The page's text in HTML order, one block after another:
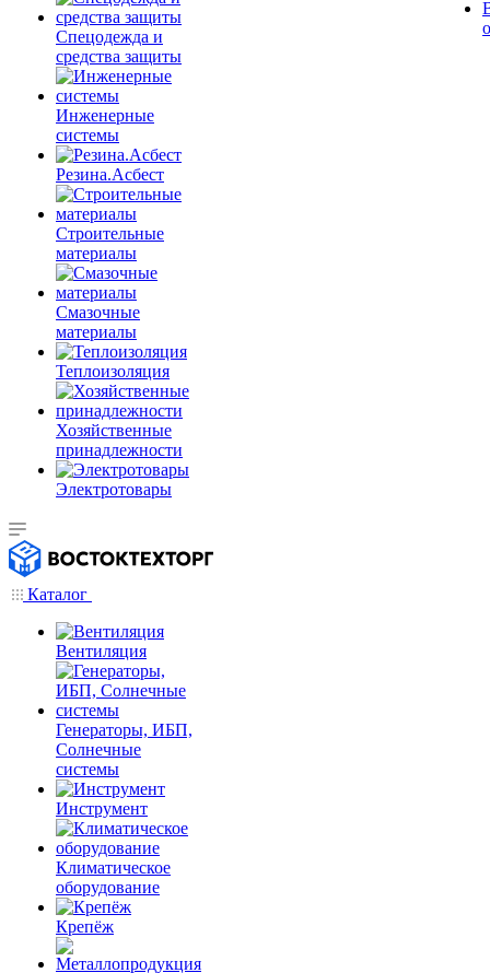
Спецодежда и
средства защиты
Инженерные
системы
Резина.Асбест
Строительные
материалы
Смазочные
материалы
Теплоизоляция
Хозяйственные
принадлежности
Электротовары
Каталог
Вентиляция
Генераторы, ИБП,
Солнечные
системы
Инструмент
Климатическое
оборудование
Крепёж